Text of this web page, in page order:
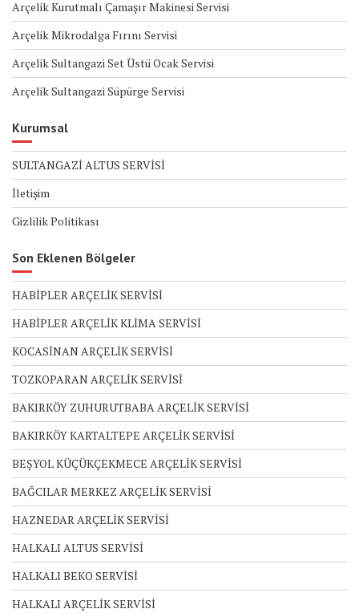
Arçelik Kurutmalı Çamaşır Makinesi Servisi
Arçelik Mikrodalga Fırını Servisi
Arçelik Sultangazi Set Üstü Ocak Servisi
Arçelik Sultangazi Süpürge Servisi
Kurumsal
SULTANGAZİ ALTUS SERVİSİ
İletişim
Gizlilik Politikası
Son Eklenen Bölgeler
HABİPLER ARÇELİK SERVİSİ
HABİPLER ARÇELİK KLİMA SERVİSİ
KOCASİNAN ARÇELİK SERVİSİ
TOZKOPARAN ARÇELİK SERVİSİ
BAKIRKÖY ZUHURUTBABA ARÇELİK SERVİSİ
BAKIRKÖY KARTALTEPE ARÇELİK SERVİSİ
BEŞYOL KÜÇÜKÇEKMECE ARÇELİK SERVİSİ
BAĞCILAR MERKEZ ARÇELİK SERVİSİ
HAZNEDAR ARÇELİK SERVİSİ
HALKALI ALTUS SERVİSİ
HALKALI BEKO SERVİSİ
HALKALI ARÇELİK SERVİSİ